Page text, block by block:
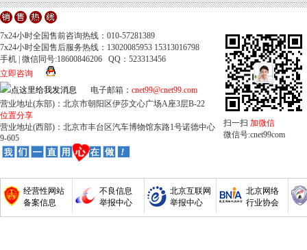
7x24小时全国售前咨询热线：010-57281389
7x24小时全国售后服务热线：13020085953 15313016798
手机 | 微信同号:18600846206 QQ：523313456
立即咨询
电子邮箱： cnet99@cnet99.com
营业地址(东部)：北京市朝阳区伊莎文心广场A座3层B-22
位置分享
营业地址(西部)：北京市丰台区汽车博物馆东路1号诺德中心
9-605
扫一扫 加微信
微信号:cnet99com
经营性网站
备案信息
不良信息
举报中心
北京互联网
举报中心
北京网络
行业协会